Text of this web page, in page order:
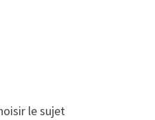
le sujet